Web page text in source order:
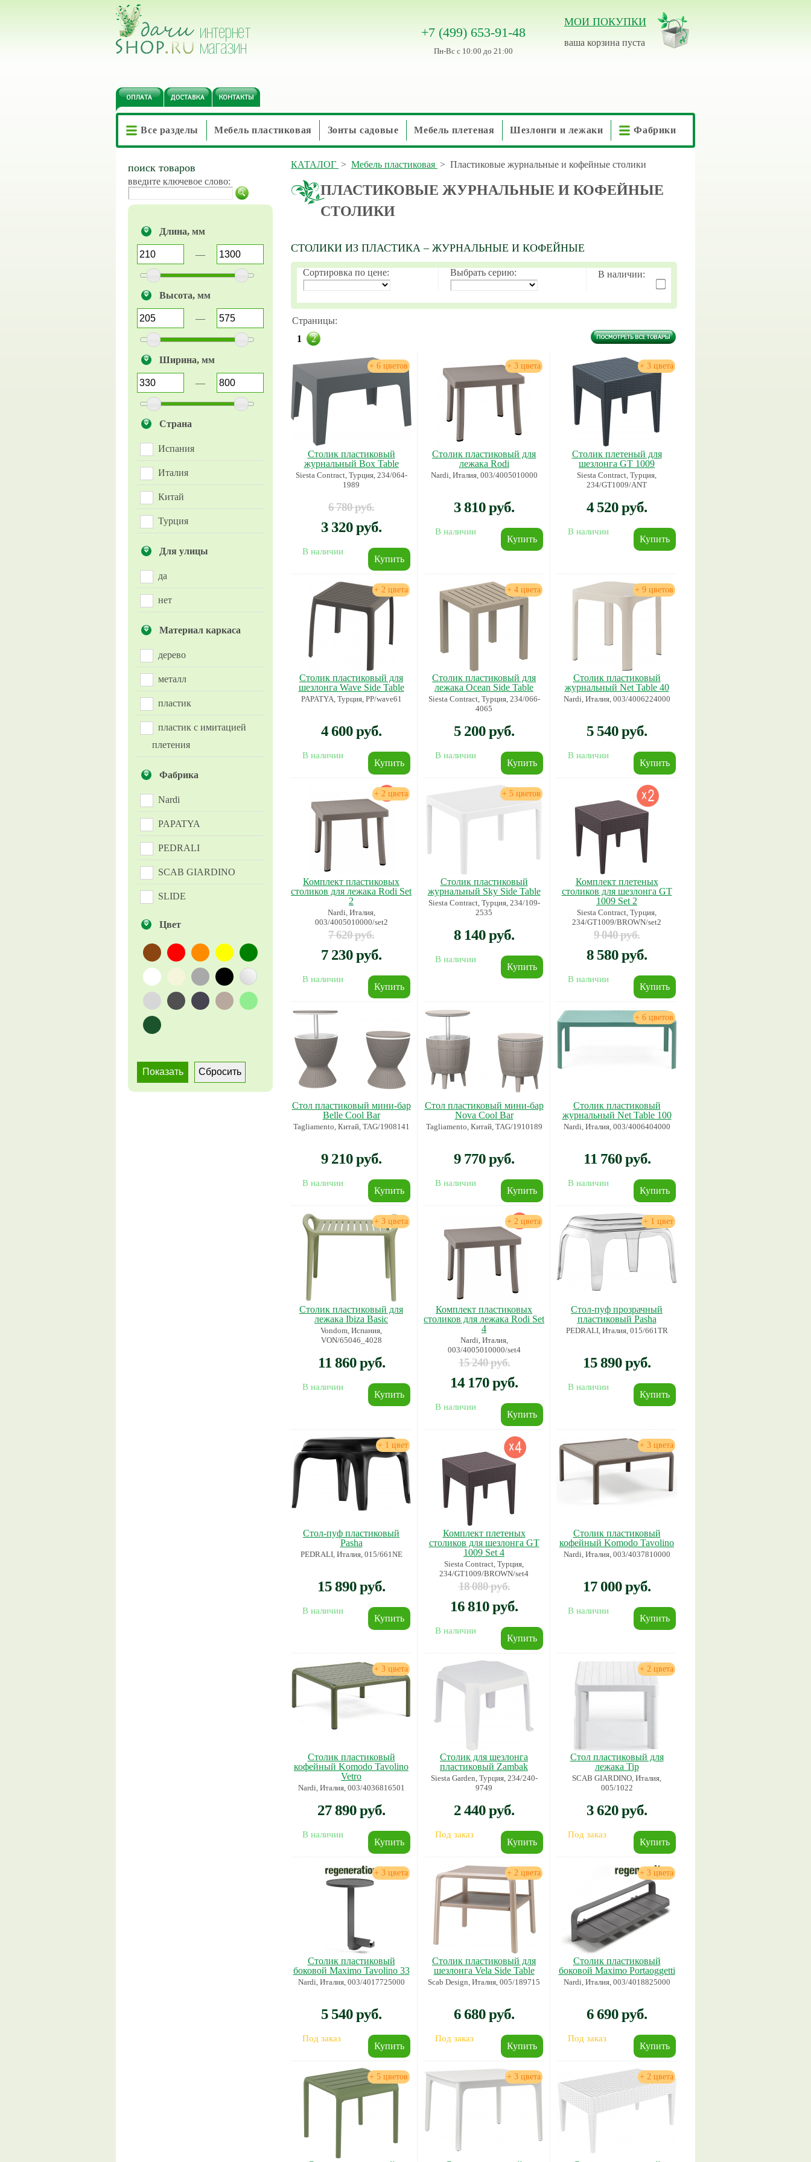
МОИ ПОКУПКИ
ваша корзина пуста
+7 (499) 653-91-48
Пн-Вс с 10:00 до 21:00
Все разделы Мебель пластиковая Зонты садовые Мебель плетеная Шезлонги и лежаки Фабрики
поиск товаров
введите ключевое слово:
Длина, мм
—
Высота, мм
—
Ширина, мм
—
Страна
Испания
Италия
Китай
Турция
Для улицы
да
нет
Материал каркаса
дерево
металл
пластик
пластик с имитацией
плетения
Фабрика
Nardi
PAPATYA
PEDRALI
SCAB GIARDINO
SLIDE
Scab Design
Siesta Contract
Siesta Garden
Tagliamento
Vondom
Цвет
КАТАЛОГ > Мебель пластиковая > Пластиковые журнальные и кофейные столики
ПЛАСТИКОВЫЕ ЖУРНАЛЬНЫЕ И КОФЕЙНЫЕ
СТОЛИКИ
СТОЛИКИ ИЗ ПЛАСТИКА – ЖУРНАЛЬНЫЕ И КОФЕЙНЫЕ
Сортировка по цене: Выбрать серию: В наличии:
Страницы:
1
2
+ 6 цветов
Столик пластиковый
журнальный Box Table
Siesta Contract, Турция, 234/064-
1989
6 780 руб.
3 320 руб.
В наличии
+ 3 цвета
Столик пластиковый для
лежака Rodi
Nardi, Италия, 003/4005010000
3 810 руб.
В наличии
+ 3 цвета
Столик плетеный для
шезлонга GT 1009
Siesta Contract, Турция,
234/GT1009/ANT
4 520 руб.
В наличии
+ 2 цвета
Столик пластиковый для
шезлонга Wave Side Table
PAPATYA, Турция, PP/wave61
4 600 руб.
В наличии
+ 4 цвета
Столик пластиковый для
лежака Ocean Side Table
Siesta Contract, Турция, 234/066-
4065
5 200 руб.
В наличии
+ 9 цветов
Столик пластиковый
журнальный Net Table 40
Nardi, Италия, 003/4006224000
5 540 руб.
В наличии
+ 2 цвета
Комплект пластиковых
столиков для лежака Rodi Set
2
Nardi, Италия,
003/4005010000/set2
7 620 руб.
7 230 руб.
В наличии
+ 5 цветов
Столик пластиковый
журнальный Sky Side Table
Siesta Contract, Турция, 234/109-
2535
8 140 руб.
В наличии
Комплект плетеных
столиков для шезлонга GT
1009 Set 2
Siesta Contract, Турция,
234/GT1009/BROWN/set2
9 040 руб.
8 580 руб.
В наличии
Стол пластиковый мини-бар
Belle Cool Bar
Tagliamento, Китай, TAG/1908141
9 210 руб.
В наличии
Стол пластиковый мини-бар
Nova Cool Bar
Tagliamento, Китай, TAG/1910189
9 770 руб.
В наличии
+ 6 цветов
Столик пластиковый
журнальный Net Table 100
Nardi, Италия, 003/4006404000
11 760 руб.
В наличии
+ 3 цвета
Столик пластиковый для
лежака Ibiza Basic
Vondom, Испания,
VON/65046_4028
11 860 руб.
В наличии
+ 2 цвета
Комплект пластиковых
столиков для лежака Rodi Set
4
Nardi, Италия,
003/4005010000/set4
15 240 руб.
14 170 руб.
В наличии
+ 1 цвет
Стол-пуф прозрачный
пластиковый Pasha
PEDRALI, Италия, 015/661TR
15 890 руб.
В наличии
+ 1 цвет
Стол-пуф пластиковый
Pasha
PEDRALI, Италия, 015/661NE
15 890 руб.
В наличии
Комплект плетеных
столиков для шезлонга GT
1009 Set 4
Siesta Contract, Турция,
234/GT1009/BROWN/set4
18 080 руб.
16 810 руб.
В наличии
+ 3 цвета
Столик пластиковый
кофейный Komodo Tavolino
Nardi, Италия, 003/4037810000
17 000 руб.
В наличии
+ 3 цвета
Столик пластиковый
кофейный Komodo Tavolino
Vetro
Nardi, Италия, 003/4036816501
27 890 руб.
В наличии
Столик для шезлонга
пластиковый Zambak
Siesta Garden, Турция, 234/240-
9749
2 440 руб.
Под заказ
+ 2 цвета
Стол пластиковый для
лежака Tip
SCAB GIARDINO, Италия,
005/1022
3 620 руб.
Под заказ
+ 3 цвета
Столик пластиковый
боковой Maximo Tavolino 33
Nardi, Италия, 003/4017725000
5 540 руб.
Под заказ
+ 2 цвета
Столик пластиковый для
шезлонга Vela Side Table
Scab Design, Италия, 005/189715
6 680 руб.
Под заказ
+ 3 цвета
Столик пластиковый
боковой Maximo Portaoggetti
Nardi, Италия, 003/4018825000
6 690 руб.
Под заказ
+ 5 цветов + 3 цвета + 2 цвета